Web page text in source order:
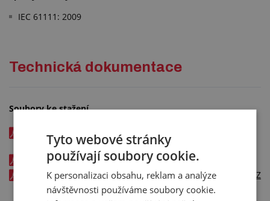
IEC 61111: 2009
Technická dokumentace
Soubory ke stažení
Dielektrický koberec S1 - katalogový list v SK - kód:
00569xxx
Tolerance pro podlahoviny z Bogumy v CZ
Dielektrický koberec S1 - certifikát ČSN EN 61111:2010 v CZ
- kód: 00569xxx
Tyto webové stránky
používají soubory cookie.
K personalizaci obsahu, reklam a analýze
návštěvnosti používáme soubory cookie.